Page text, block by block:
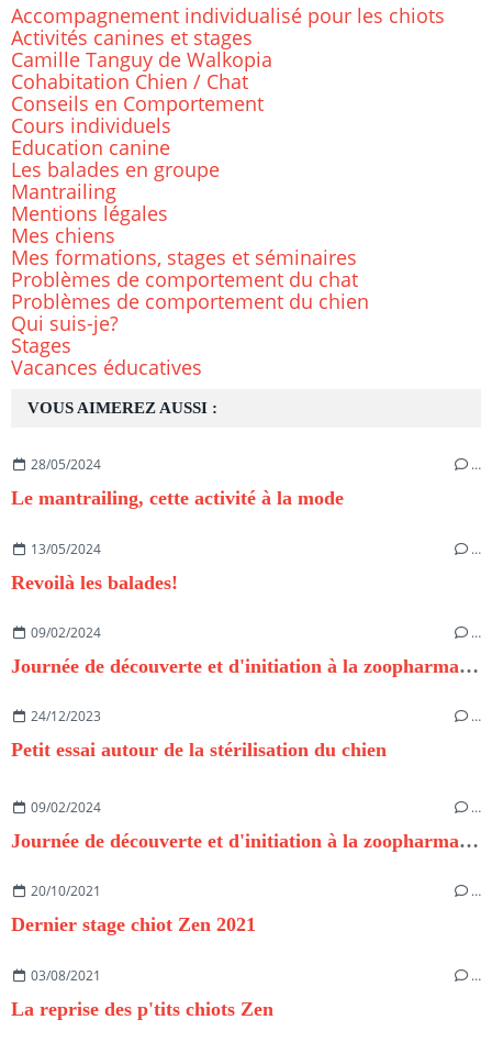
VOUS AIMEREZ AUSSI :
28/05/2024 …
Le mantrailing, cette activité à la mode
13/05/2024 …
Revoilà les balades!
09/02/2024 …
Journée de découverte et d'initiation à la zoopharmacognosie
24/12/2023 …
Petit essai autour de la stérilisation du chien
09/02/2024 …
Journée de découverte et d'initiation à la zoopharmacognosie
20/10/2021 …
Dernier stage chiot Zen 2021
03/08/2021 …
La reprise des p'tits chiots Zen
Accompagnement individualisé pour les chiots
Activités canines et stages
Camille Tanguy de Walkopia
Cohabitation Chien / Chat
Conseils en Comportement
Cours individuels
Education canine
Les balades en groupe
Mantrailing
Mentions légales
Mes chiens
Mes formations, stages et séminaires
Problèmes de comportement du chat
Problèmes de comportement du chien
Qui suis-je?
Stages
Vacances éducatives